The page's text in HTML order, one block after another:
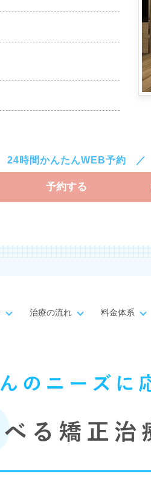
24時間かんたんWEB予約
予約する
治療の流れ 料金体系